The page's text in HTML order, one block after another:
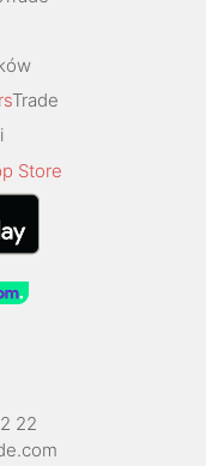
Trade
22